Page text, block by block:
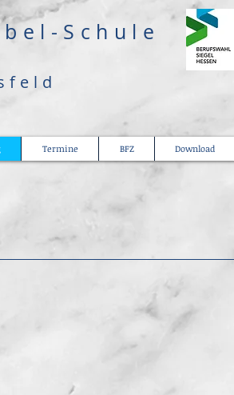
Schule
Termine BFZ Download